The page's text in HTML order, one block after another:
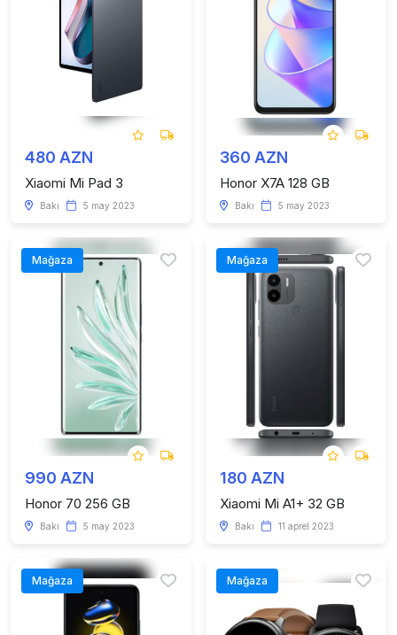
480 AZN
Xiaomi Mi Pad 3
Bakı 5 may 2023
360 AZN
Honor X7A 128 GB
Bakı 5 may 2023
Mağaza
990 AZN
Honor 70 256 GB
Bakı 5 may 2023
Mağaza
180 AZN
Xiaomi Mi A1+ 32 GB
Bakı 11 aprel 2023
Mağaza Mağaza